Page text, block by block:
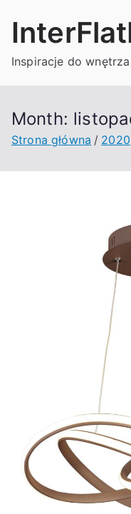
Inspiracje do
Month:
Strona główna 2020